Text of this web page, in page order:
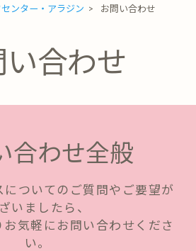
ンター・アラジン > お問い合わせ
い合わせ
合わせ全般
についてのご質問やご要望が
いましたら、
気軽にお問い合わせくださ
い。